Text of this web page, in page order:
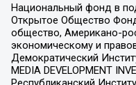
Национальный фонд в
Открытое Общество
общество, Американо-
экономическому и
Демократический
MEDIA DEVELOPMENT